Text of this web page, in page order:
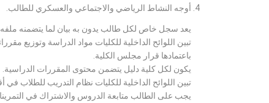
أوجه النشاط الرياضي والاجتماعي والعسكري للطالب.
يعد سجل خاص لكل طالب يدون به بيان لما يتضمنه
تبين اللوائح الداخلية للكليات مواد الدراسة
باعتمادها قرار مجلس الكلية.
يكون لكل كلية دليل يتضمن محتوى المقررات الدراسية.
تبين اللوائح الداخلية للكليات نظام التدريب للطلاب
يجب على الطالب متابعة الدروس والاشتراك في